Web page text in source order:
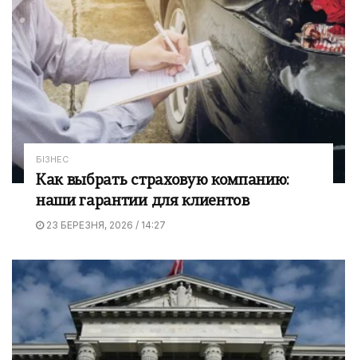
БІЗНЕС
Как выбрать страховую компанию:
наши гарантии для клиентов
23 БЕРЕЗНЯ, 2026 / 14:27